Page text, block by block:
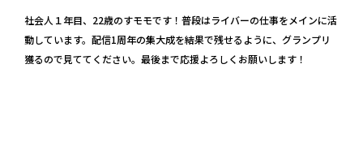
社会人１年目、22歳のすモモです！普段はライバーの仕事をメインに活
動しています。配信1周年の集大成を結果で残せるように、グランプリ
獲るので見ててください。最後まで応援よろしくお願いします！